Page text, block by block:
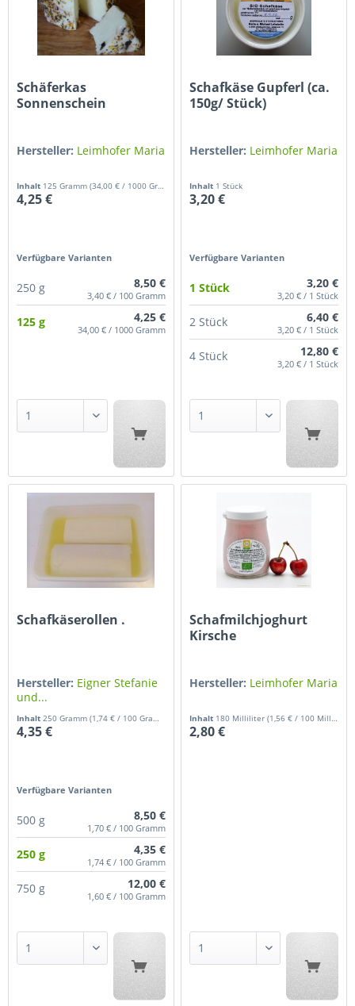
Schäferkas
Sonnenschein
Hersteller: Leimhofer Maria
Inhalt 125 Gramm(34,00 € / 1000 Gramm)
4,25 €
Verfügbare Varianten
250 g 8,50 €
3,40 € / 100 Gramm
125 g 4,25 €
34,00 € / 1000 Gramm
Schafkäse Gupferl (ca.
150g/ Stück)
Hersteller: Leimhofer Maria
Inhalt 1 Stück
3,20 €
Verfügbare Varianten
1 Stück 3,20 €
3,20 € / 1 Stück
2 Stück 6,40 €
3,20 € / 1 Stück
4 Stück 12,80 €
3,20 € / 1 Stück
Schafkäserollen .
Hersteller: Eigner Stefanie
und...
Inhalt 250 Gramm(1,74 € / 100 Gramm)
4,35 €
Verfügbare Varianten
500 g 8,50 €
1,70 € / 100 Gramm
250 g 4,35 €
1,74 € / 100 Gramm
750 g 12,00 €
1,60 € / 100 Gramm
Schafmilchjoghurt
Kirsche
Hersteller: Leimhofer Maria
Inhalt 180 Milliliter(1,56 € / 100 Milliliter)
2,80 €